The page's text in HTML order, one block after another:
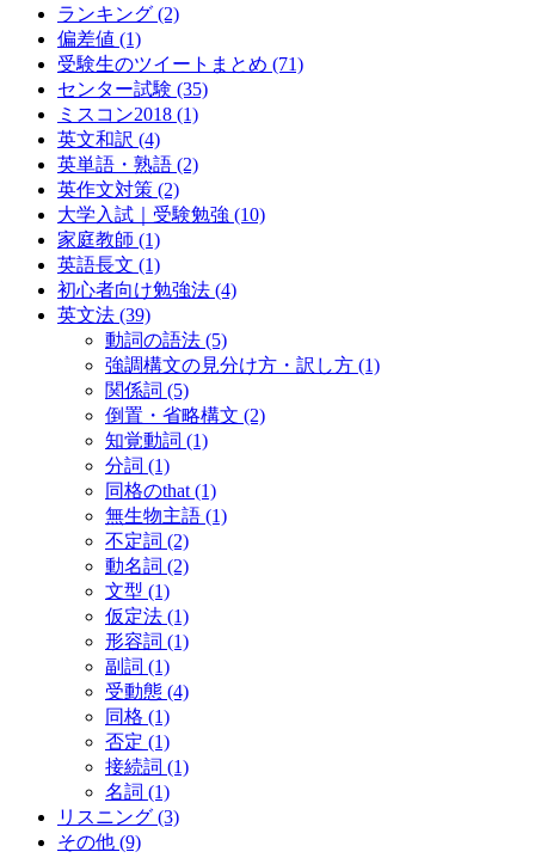
ランキング (2)
偏差値 (1)
受験生のツイートまとめ (71)
センター試験 (35)
ミスコン2018 (1)
英文和訳 (4)
英単語・熟語 (2)
英作文対策 (2)
大学入試｜受験勉強 (10)
家庭教師 (1)
英語長文 (1)
初心者向け勉強法 (4)
英文法 (39)
動詞の語法 (5)
強調構文の見分け方・訳し方 (1)
関係詞 (5)
倒置・省略構文 (2)
知覚動詞 (1)
分詞 (1)
同格のthat (1)
無生物主語 (1)
不定詞 (2)
動名詞 (2)
文型 (1)
仮定法 (1)
形容詞 (1)
副詞 (1)
受動態 (4)
同格 (1)
否定 (1)
接続詞 (1)
名詞 (1)
リスニング (3)
その他 (9)